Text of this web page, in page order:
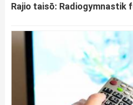
Rajio taisō: Radiogymnastik